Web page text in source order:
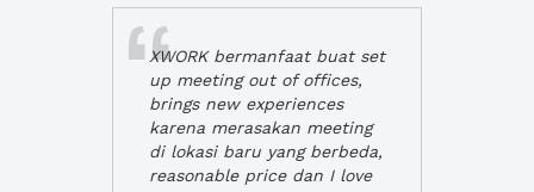
XWORK bermanfaat buat set
up meeting out of offices,
brings new experiences
karena merasakan meeting
di lokasi baru yang berbeda,
reasonable price dan I love